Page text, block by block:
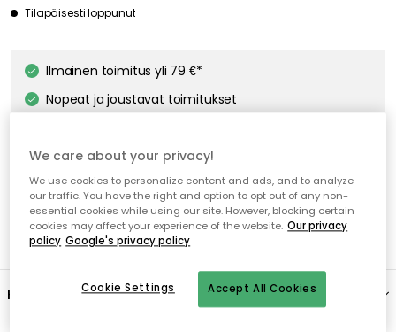
Tilapäisesti loppunut
Ilmainen toimitus yli 79 €*
Nopeat ja joustavat toimitukset
Kuvaus
We care about your privacy!
We use cookies to personalize content and ads, and to analyze
our traffic. You have the right and option to opt out of any non-
essential cookies while using our site. However, blocking certain
cookies may affect your experience of the website. Our privacy
policy Google's privacy policy
Accept All Cookies
Cookie Settings